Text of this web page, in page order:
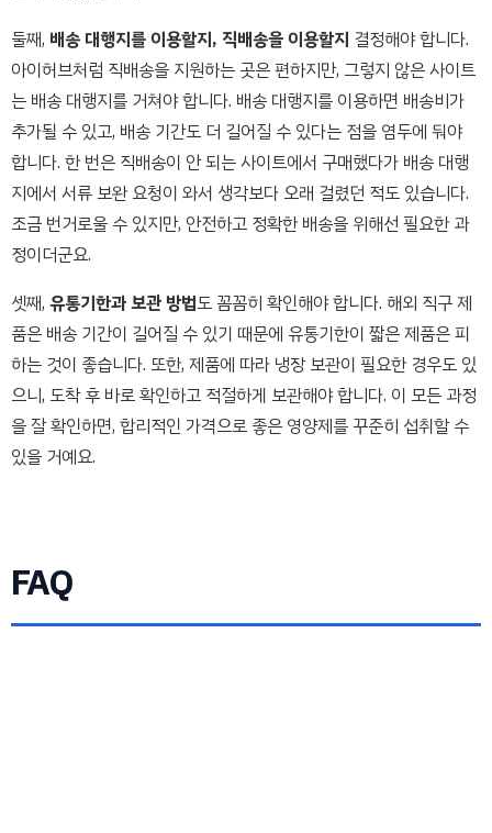
둘째, 배송 대행지를 이용할지, 직배송을 이용할지 결정해야 합니다.
아이허브처럼 직배송을 지원하는 곳은 편하지만, 그렇지 않은 사이트
는 배송 대행지를 거쳐야 합니다. 배송 대행지를 이용하면 배송비가
추가될 수 있고, 배송 기간도 더 길어질 수 있다는 점을 염두에 둬야
합니다. 한 번은 직배송이 안 되는 사이트에서 구매했다가 배송 대행
지에서 서류 보완 요청이 와서 생각보다 오래 걸렸던 적도 있습니다.
조금 번거로울 수 있지만, 안전하고 정확한 배송을 위해선 필요한 과
정이더군요.
셋째, 유통기한과 보관 방법도 꼼꼼히 확인해야 합니다. 해외 직구 제
품은 배송 기간이 길어질 수 있기 때문에 유통기한이 짧은 제품은 피
하는 것이 좋습니다. 또한, 제품에 따라 냉장 보관이 필요한 경우도 있
으니, 도착 후 바로 확인하고 적절하게 보관해야 합니다. 이 모든 과정
을 잘 확인하면, 합리적인 가격으로 좋은 영양제를 꾸준히 섭취할 수
있을 거예요.
FAQ